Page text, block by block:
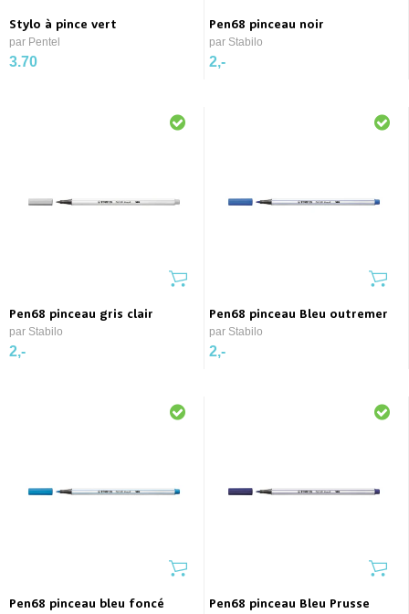
Stylo à pince vert
par Pentel
3.70
Pen68 pinceau noir
par Stabilo
2,-
Pen68 pinceau gris clair
par Stabilo
2,-
Pen68 pinceau Bleu outremer
par Stabilo
2,-
Pen68 pinceau bleu foncé
Pen68 pinceau Bleu Prusse